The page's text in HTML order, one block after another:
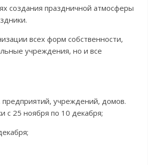
создания праздничной атмосферы
всех форм собственности,
учреждения, но и все
учреждений, домов.
с 25 ноября по 10 декабря;